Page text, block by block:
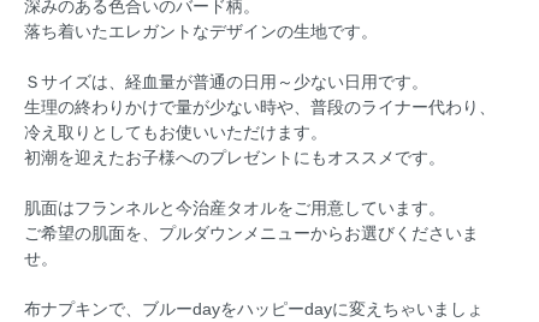
深みのある色合いのバード柄。
落ち着いたエレガントなデザインの生地です。
Ｓサイズは、経血量が普通の日用～少ない日用です。
生理の終わりかけで量が少ない時や、普段のライナー代わり、
冷え取りとしてもお使いいただけます。
初潮を迎えたお子様へのプレゼントにもオススメです。
肌面はフランネルと今治産タオルをご用意しています。
ご希望の肌面を、プルダウンメニューからお選びくださいま
せ。
布ナプキンで、ブルーdayをハッピーdayに変えちゃいましょ